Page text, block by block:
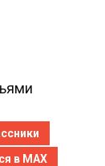
в MAX